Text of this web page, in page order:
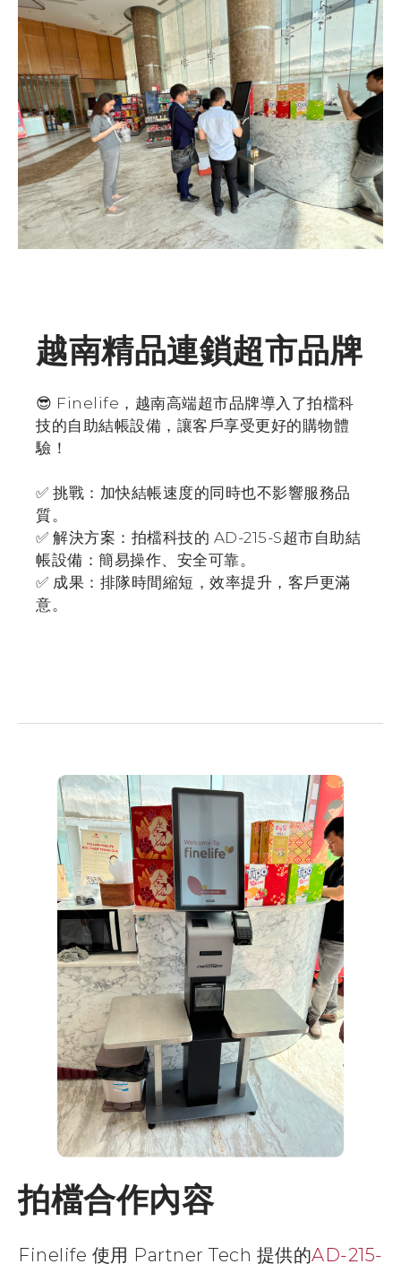
越南精品連鎖超市品牌
😎 Finelife，越南高端超市品牌導入了拍檔科
技的自助結帳設備，讓客戶享受更好的購物體
驗！
✅ 挑戰：加快結帳速度的同時也不影響服務品
質。
✅ 解決方案：拍檔科技的 AD-215-S超市自助結
帳設備：簡易操作、安全可靠。
✅ 成果：排隊時間縮短，效率提升，客戶更滿
意。
拍檔合作內容
Finelife 使用 Partner Tech 提供的AD-215-